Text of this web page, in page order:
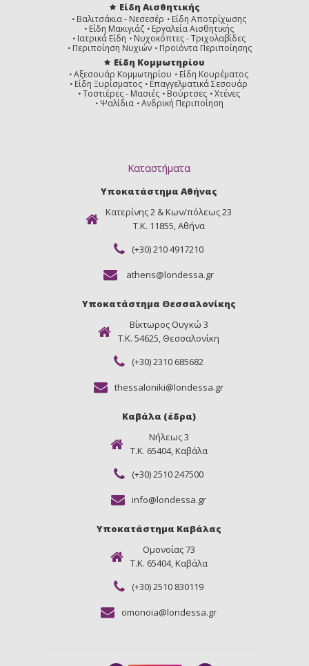
Είδη Αισθητικής
Βαλιτσάκια - Νεσεσέρ
Είδη Αποτρίχωσης
Είδη Μακιγιάζ
Εργαλεία Αισθητικής
Ιατρικά Είδη
Νυχοκόπτες - Τριχολαβίδες
Περιποίηση Νυχιών
Προϊόντα Περιποίησης
Είδη Κομμωτηρίου
Αξεσουάρ Κομμωτηρίου
Είδη Κουρέματος
Είδη Ξυρίσματος
Επαγγελματικά Σεσουάρ
Τοστιέρες - Μασιές
Βούρτσες
Χτένες
Ψαλίδια
Ανδρική Περιποίηση
Καταστήματα
Υποκατάστημα Αθήνας
Κατερίνης 2 & Κων/πόλεως 23
Τ.Κ. 11855, Αθήνα
(+30) 210 4917210
athens@londessa.gr
Υποκατάστημα Θεσσαλονίκης
Βίκτωρος Ουγκώ 3
Τ.Κ. 54625, Θεσσαλονίκη
(+30) 2310 685682
thessaloniki@londessa.gr
Καβάλα (έδρα)
Νήλεως 3
Τ.Κ. 65404, Καβάλα
(+30) 2510 247500
info@londessa.gr
Υποκατάστημα Καβάλας
Ομονοίας 73
Τ.Κ. 65404, Καβάλα
(+30) 2510 830119
omonoia@londessa.gr